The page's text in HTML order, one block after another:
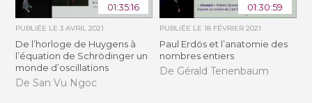
01:35:16
PUBLIÉE LE3 AVRIL 2021
De l’horloge de Huygens à
l’équation de Schrödinger un
monde d’oscillations
De San Vu Ngoc
01:30:59
PUBLIÉE LE 18 FÉVRIER 2021
Paul Erdös et l’anatomie des
nombres entiers
De Gérald Tenenbaum